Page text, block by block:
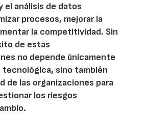
el análisis de datos
procesos, mejorar la
la competitividad. Sin
de estas
no depende únicamente
tecnológica, sino también
de las organizaciones para
los riesgos